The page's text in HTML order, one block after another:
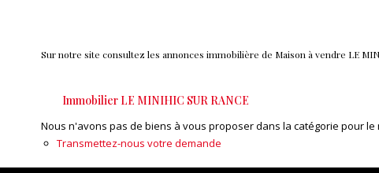
Sur notre site consultez les annonces immobilière de Maison à vendre LE
Immobilier LE MINIHIC SUR RANCE
Nous n'avons pas de biens à vous proposer dans la catégorie pour
Transmettez-nous votre demande